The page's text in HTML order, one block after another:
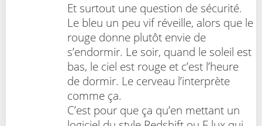
Et surtout une question de sécurité.
Le bleu un peu vif réveille, alors que le
rouge donne plutôt envie de
s’endormir. Le soir, quand le soleil est
bas, le ciel est rouge et c’est l’heure
de dormir. Le cerveau l’interprète
comme ça.
C’est pour que ça qu’en mettant un